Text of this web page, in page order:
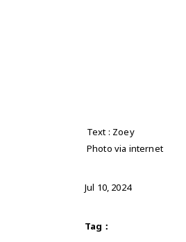
Text : Zoey
Photo via internet
Jul 10, 2024
Tag：